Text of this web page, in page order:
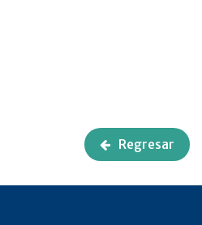
Regresar